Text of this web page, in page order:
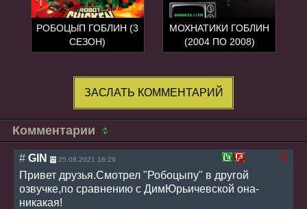
РОБОЦЫП ГОБЛИН (3
СЕЗОН)
МОХНАТИКИ ГОБЛИН
(2004 ПО 2008)
ЗАСЛАТЬ КОММЕНТАРИЙ
Комментарии
-1
# GIN 25.08.2021 16:29
Привет друзья.Смотрел "Робоцыпу" в другой
озвучке,по сравнению с ДимЮрьичевской она-
никакая!